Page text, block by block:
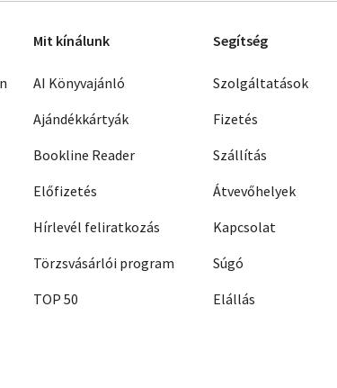
Mit kínálunk
AI Könyvajánló
Ajándékkártyák
Bookline Reader
Előfizetés
Hírlevél feliratkozás
Törzsvásárlói program
TOP 50
Segítség
Szolgáltatások
Fizetés
Szállítás
Átvevőhelyek
Kapcsolat
Súgó
Elállás